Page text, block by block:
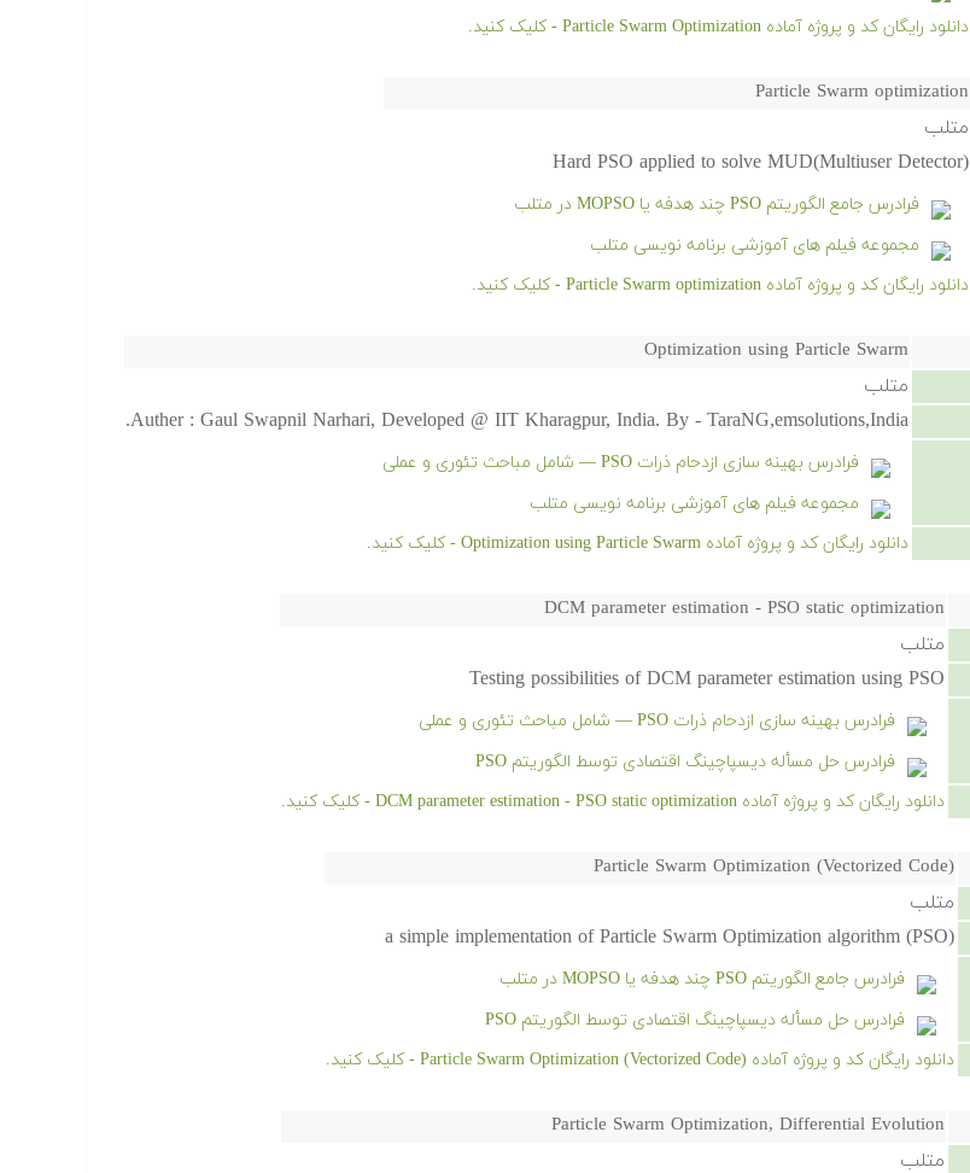
دانلود رایگان کد و پروژه آماده Particle Swarm Optimization - کلیک کنید.
Particle Swarm optimization
متلب
Hard PSO applied to solve MUD(Multiuser Detector)
فرادرس جامع الگوریتم PSO چند هدفه یا MOPSO در متلب
مجموعه فیلم های آموزشی برنامه نویسی متلب
دانلود رایگان کد و پروژه آماده Particle Swarm optimization - کلیک کنید.
Optimization using Particle Swarm
متلب
Auther : Gaul Swapnil Narhari, Developed @ IIT Kharagpur, India. By - TaraNG,emsolutions,India.
فرادرس بهینه سازی ازدحام ذرات PSO — شامل مباحث تئوری و عملی
مجموعه فیلم های آموزشی برنامه نویسی متلب
دانلود رایگان کد و پروژه آماده Optimization using Particle Swarm - کلیک کنید.
DCM parameter estimation - PSO static optimization
متلب
Testing possibilities of DCM parameter estimation using PSO
فرادرس بهینه سازی ازدحام ذرات PSO — شامل مباحث تئوری و عملی
فرادرس حل مسأله دیسپاچینگ اقتصادی توسط الگوریتم PSO
دانلود رایگان کد و پروژه آماده DCM parameter estimation - PSO static optimization - کلیک کنید.
Particle Swarm Optimization (Vectorized Code)
متلب
a simple implementation of Particle Swarm Optimization algorithm (PSO)
فرادرس جامع الگوریتم PSO چند هدفه یا MOPSO در متلب
فرادرس حل مسأله دیسپاچینگ اقتصادی توسط الگوریتم PSO
دانلود رایگان کد و پروژه آماده Particle Swarm Optimization (Vectorized Code) - کلیک کنید.
Particle Swarm Optimization, Differential Evolution
متلب